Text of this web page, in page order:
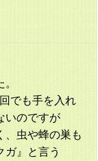
でも手を入れ
いのですが
、虫や蜂の巣も
ガ』と言う